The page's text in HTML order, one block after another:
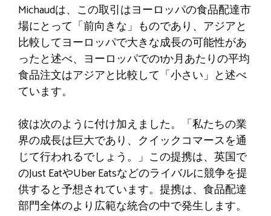
Michaudは、この取引はヨーロッパの食品配達市
場にとって「前向きな」ものであり、アジアと
比較してヨーロッパで大きな成長の可能性があ
ったと述べ、ヨーロッパでの1か月あたりの平均
食品注文はアジアと比較して「小さい」と述べ
ています。
彼は次のように付け加えました。「私たちの業
界の成長は巨大であり、クイックコマースを通
じて行われるでしょう。」この提携は、英国で
のJust EatやUber Eatsなどのライバルに競争を提
供すると予想されています。提携は、食品配達
部門全体のより広範な統合の中で発生します。